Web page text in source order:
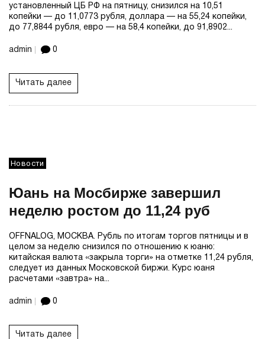
установленный ЦБ РФ на пятницу, снизился на 10,51
копейки — до 11,0773 рубля, доллара — на 55,24 копейки,
до 77,8844 рубля, евро — на 58,4 копейки, до 91,8902...
admin 0
Читать далее
Новости
Юань на Мосбирже завершил
неделю ростом до 11,24 руб
OFFNALOG, МОСКВА. Рубль по итогам торгов пятницы и в
целом за неделю снизился по отношению к юаню:
китайская валюта «закрыла торги» на отметке 11,24 рубля,
следует из данных Московской биржи. Курс юаня
расчетами «завтра» на...
admin 0
Читать далее